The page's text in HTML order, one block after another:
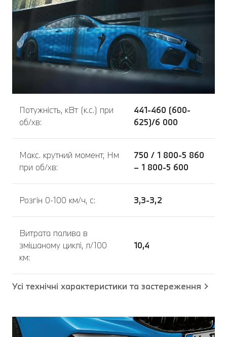
Потужність, кВт (к.с.) при
об/хв:
441-460 (600-
625)/6 000
Макс. крутний момент, Нм
при об/хв:
750 / 1 800-5 860
– 1 800-5 600
Розгін 0-100 км/ч, с: 3,3-3,2
Витрата палива в
змішаному циклі, л/100
км:
10,4
Усі технічні характеристики та застереження